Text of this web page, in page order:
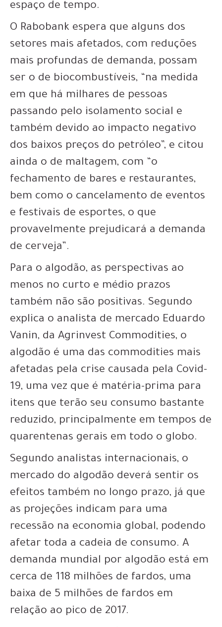
espaço de tempo.
O Rabobank espera que alguns dos
setores mais afetados, com reduções
mais profundas de demanda, possam
ser o de biocombustíveis, “na medida
em que há milhares de pessoas
passando pelo isolamento social e
também devido ao impacto negativo
dos baixos preços do petróleo”, e citou
ainda o de maltagem, com “o
fechamento de bares e restaurantes,
bem como o cancelamento de eventos
e festivais de esportes, o que
provavelmente prejudicará a demanda
de cerveja”.
Para o algodão, as perspectivas ao
menos no curto e médio prazos
também não são positivas. Segundo
explica o analista de mercado Eduardo
Vanin, da Agrinvest Commodities, o
algodão é uma das commodities mais
afetadas pela crise causada pela Covid-
19, uma vez que é matéria-prima para
itens que terão seu consumo bastante
reduzido, principalmente em tempos de
quarentenas gerais em todo o globo.
Segundo analistas internacionais, o
mercado do algodão deverá sentir os
efeitos também no longo prazo, já que
as projeções indicam para uma
recessão na economia global, podendo
afetar toda a cadeia de consumo. A
demanda mundial por algodão está em
cerca de 118 milhões de fardos, uma
baixa de 5 milhões de fardos em
relação ao pico de 2017.